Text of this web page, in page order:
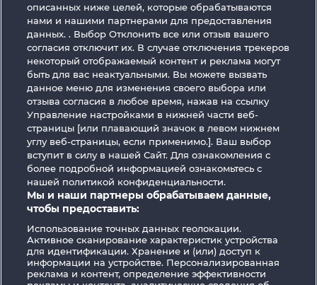
Creatures of the Night
Правила КОНФИДЕНЦИАЛЬНОСТЬ
О компании Компания
Отправить Запрос об Отказе
описанных ниже целей, которые обрабатываются
нами и нашими партнерами для предоставления
данных. . Выбор Отклонить все или отзыв вашего
согласия отключит их. В случае отключения трекеров
некоторый отображаемый контент и реклама могут
быть для вас неактуальными. Вы можете вызвать
данное меню для изменения своего выбора или
отзыва согласия в любое время, нажав на ссылку
Управление настройками в нижней части веб-
страницы [или плавающий значок в левом нижнем
углу веб-страницы, если применимо.]. Ваш выбор
вступит в силу в нашей Сайт. Для ознакомления с
более подробной информацией ознакомьтесь с
нашей политикой конфиденциальности.
Мы и наши партнеры обрабатываем данные,
чтобы предоставить:
Использование точных данных геолокации.
Активное сканирование характеристик устройства
для идентификации. Хранение и (или) доступ к
информации на устройстве. Персонализированная
реклама и контент, определение эффективности